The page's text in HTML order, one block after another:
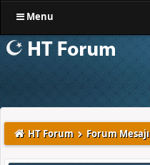
Menu
HT Forum Forum Mesajı